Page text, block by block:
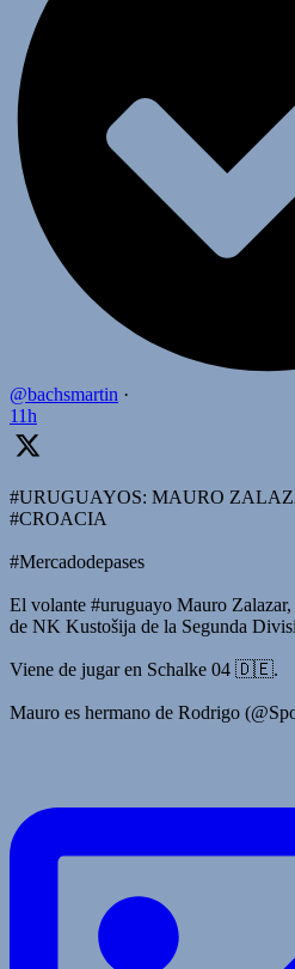
@bachsmartin ·
11h
#URUGUAYOS: MAURO
#CROACIA
#Mercadodepases
El volante #uruguayo Mauro
de NK Kustošija de la Segunda
Viene de jugar en Schalke 04 🇩🇪.
Mauro es hermano de Rodrigo